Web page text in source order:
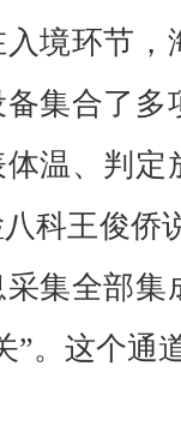
境环节，
集合了
温、判
科王俊侨
集全部
”。这个通